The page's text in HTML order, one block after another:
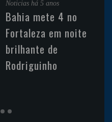
Noticias há 5 anos
Bahia mete 4 no
Fortaleza em noite
brilhante de
Rodriguinho